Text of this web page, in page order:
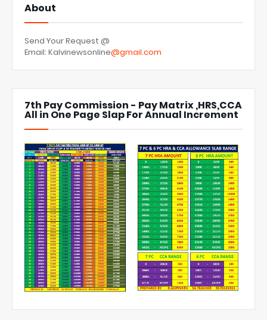
About
Send Your Request @
Email: Kalvinewsonline@gmail.com
7th Pay Commission - Pay Matrix ,HRS,CCA
All in One Page Slap For Annual Increment